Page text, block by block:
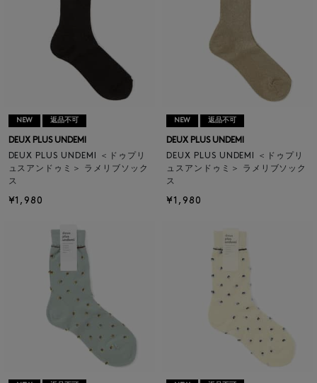
NEW 返品不可
DEUX PLUS UNDEMI
DEUX PLUS UNDEMI ＜ドゥプリ
ュスアンドゥミ＞ ラメリブソック
ス
¥1,980
NEW 返品不可
DEUX PLUS UNDEMI
DEUX PLUS UNDEMI ＜ドゥプリ
ュスアンドゥミ＞ ラメリブソック
ス
¥1,980